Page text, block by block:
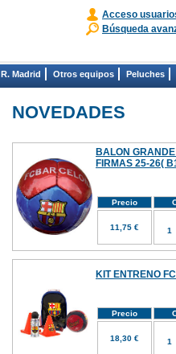
Acceso
Búsqueda
R. Madrid Otros equipos Peluches
NOVEDADES
BALON
FIRMAS 25-26(
Precio
11,75 €
KIT ENTRENO
Precio
18,30 €